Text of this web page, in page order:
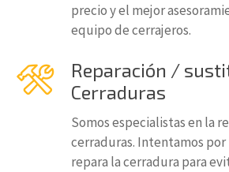
precio y el mejor
equipo de cerrajeros.
Reparación /
Cerraduras
Somos especialistas en la
cerraduras. Intentamos
repara la cerradura para